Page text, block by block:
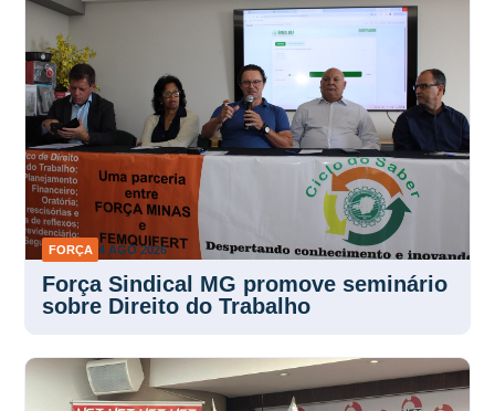
FORÇA 4 AGO 2026
Força Sindical MG promove seminário
sobre Direito do Trabalho